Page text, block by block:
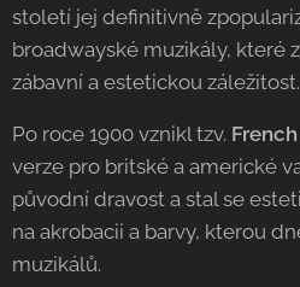
století jej definitivně
broadwayské muzikály, které
zábavní a estetickou záležitost.
Po roce 1900 vznikl tzv.
verze pro britské a americké
původní dravost a stal se
na akrobacii a barvy, kterou
muzikálů.